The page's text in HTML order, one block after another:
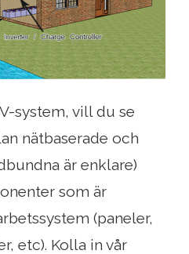
system, vill du se
nätbaserade och
är enklare)
som är
(paneler,
etc). Kolla in vår